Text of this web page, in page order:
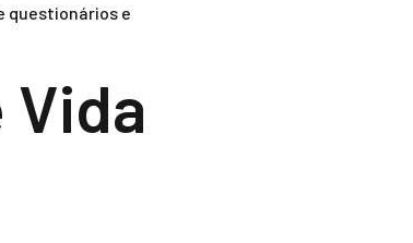
questionários e
Vida